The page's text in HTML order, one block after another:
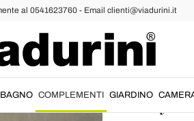
al 0541623760 - Email clienti@viadurini.it
BAGNO COMPLEMENTI GIARDINO
Italy -